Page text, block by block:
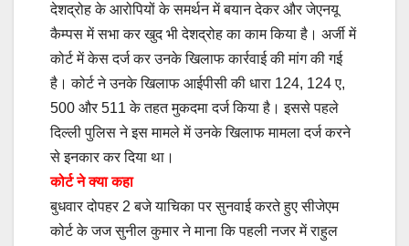
देशद्रोह के आरोपियों के समर्थन में बयान देकर और जेएनयू
कैम्पस में सभा कर खुद भी देशद्रोह का काम किया है। अर्जी में
कोर्ट में केस दर्ज कर उनके खिलाफ कार्रवाई की मांग की गई
है। कोर्ट ने उनके खिलाफ आईपीसी की धारा 124, 124 ए,
500 और 511 के तहत मुकदमा दर्ज किया है। इससे पहले
दिल्ली पुलिस ने इस मामले में उनके खिलाफ मामला दर्ज करने
से इनकार कर दिया था।
कोर्ट ने क्या कहा
बुधवार दोपहर 2 बजे याचिका पर सुनवाई करते हुए सीजेएम
कोर्ट के जज सुनील कुमार ने माना कि पहली नजर में राहुल